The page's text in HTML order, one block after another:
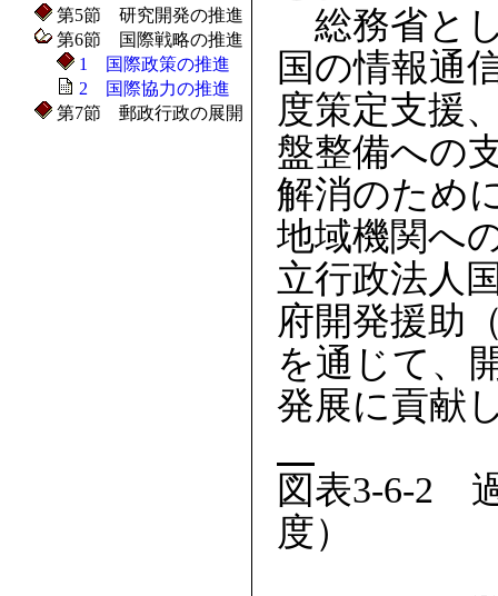
第5節 研究開発の推進
第6節 国際戦略の推進
1 国際政策の推進
2 国際協力の推進
第7節 郵政行政の展開
総務省と
国の情報通
度策定支援
盤整備への
解消のため
地域機関へ
立行政法人
府開発援助
を通じて、
発展に貢献
図表3-6-2
度）